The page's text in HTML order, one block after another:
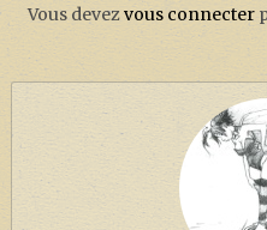
Vous devezvous connecter